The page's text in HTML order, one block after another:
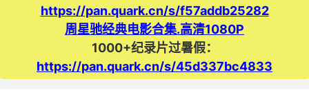
https://pan.quark.cn/s/f57addb25282
周星驰经典电影合集.高清1080P
1000+纪录片过暑假：
https://pan.quark.cn/s/45d337bc4833